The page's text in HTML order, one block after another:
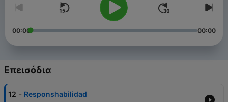
00:00 00:00
Επεισόδια
12 - Responshabilidad